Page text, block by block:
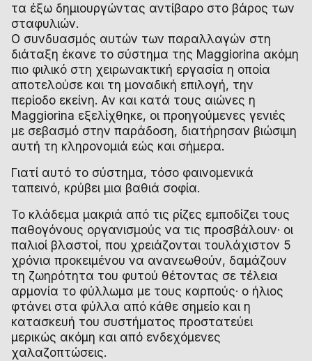
τα έξω δημιουργώντας αντίβαρο στο βάρος των
σταφυλιών.
Ο συνδυασμός αυτών των παραλλαγών στη
διάταξη έκανε το σύστημα της Maggiorina ακόμη
πιο φιλικό στη χειρωνακτική εργασία η οποία
αποτελούσε και τη μοναδική επιλογή, την
περίοδο εκείνη. Αν και κατά τους αιώνες η
Maggiorina εξελίχθηκε, οι προηγούμενες γενιές
με σεβασμό στην παράδοση, διατήρησαν βιώσιμη
αυτή τη κληρονομιά εώς και σήμερα.
Γιατί αυτό το σύστημα, τόσο φαινομενικά
ταπεινό, κρύβει μια βαθιά σοφία.
Το κλάδεμα μακριά από τις ρίζες εμποδίζει τους
παθογόνους οργανισμούς να τις προσβάλουν· οι
παλιοί βλαστοί, που χρειάζονται τουλάχιστον 5
χρόνια προκειμένου να ανανεωθούν, δαμάζουν
τη ζωηρότητα του φυτού θέτοντας σε τέλεια
αρμονία το φύλλωμα με τους καρπούς· ο ήλιος
φτάνει στα φύλλα από κάθε σημείο και η
κατασκευή του συστήματος προστατεύει
μερικώς ακόμη και από ενδεχόμενες
χαλαζοπτώσεις.